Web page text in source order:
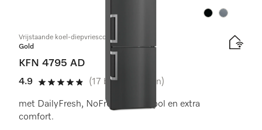
Kleur:Kleur:
Vrijstaande koel-diepvriescombinatie
Gold
KFN 4795 AD
4.9
4.9 sterren op 5
(17 beoordelingen)
met DailyFresh, NoFrost, DynaCool en extra
comfort.